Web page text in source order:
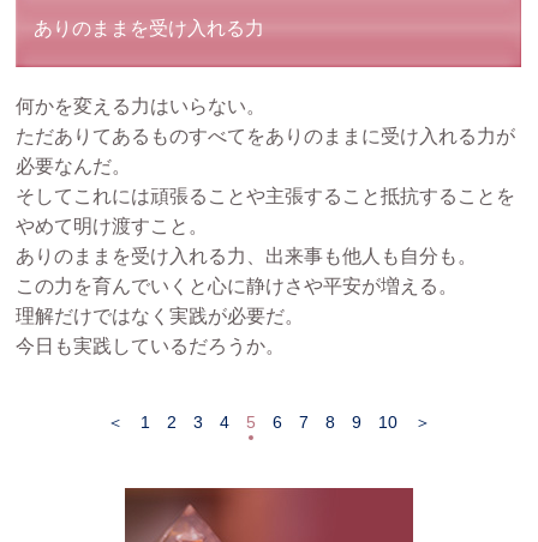
ありのままを受け入れる力
何かを変える力はいらない。
ただありてあるものすべてをありのままに受け入れる力が
必要なんだ。
そしてこれには頑張ることや主張すること抵抗することを
やめて明け渡すこと。
ありのままを受け入れる力、出来事も他人も自分も。
この力を育んでいくと心に静けさや平安が増える。
理解だけではなく実践が必要だ。
今日も実践しているだろうか。
＜ 1 2 3 4 5 6 7 8 9 10 ＞